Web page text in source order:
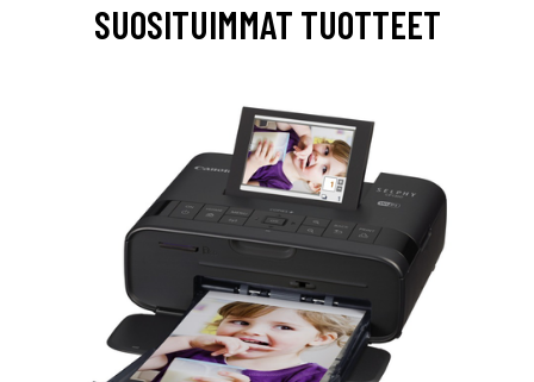
SUOSITUIMMAT TUOTTEET